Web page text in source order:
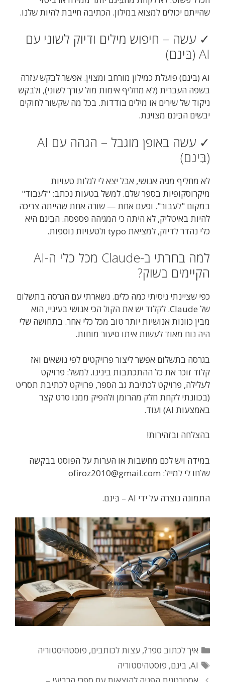
שהייתם יכולים למצוא במילון. הכתיבה חייבת להיות שלנו.
✓ עשה – חיפוש מילים ודיוק לשוני עם
AI (בִּינם)
AI (בִּינם) פועלת כמילון מורחב ומצוין. אפשר לבקש עזרה
בשפה העברית (לא מחליף אימות מול עורך לשוני), ולבקש
ניקוד של שירים או מילים בודדות. בכל מה שקשור לחוקים
יבשים הבִּינם מצוינת.
✓ עשה באופן מוגבל – הגהה עם AI
(בִּינם)
לא מחליף מגיה אנושי, אבל יצא לי לגלות טעויות
מיקרוסקופיות בספר שלם. למשל בטעות נכתב: "לעבוד"
במקום "לעבור". ופעם אחת — שורה אחת שהייתה צריכה
להיות באיטליק, לא היתה כי המגיהה פספסה. הבִּינם היא
כלי נהדר לדיוק, למציאת typo ולטעויות נוספות.
למה בחרתי ב-Claude מכל כלי ה-AI
הקיימים בשוק?
כפי שציינתי ניסיתי כמה כלים. נשארתי עם הגרסה בתשלום
של Claude. לקלוד יש את הקול הכי אנושי בעיניי, הוא
מבין כוונות אנושיות יותר טוב מכל כלי אחר. בתחושה שלי
היה נוח מאוד לעשות איתו סיעור מוחות.
בגרסה בתשלום אפשר ליצור פרויקטים לפי נושאים ואז
קלוד זוכר את כל ההתכתבות בינינו. למשל: פרויקט
לעלילה, פרויקט לכתיבת גב הספר, פרויקט לכתיבת תסריט
(בכוונתי לקחת חלק מהרומן ולהפיק ממנו סרט קצר
באמצעות AI) ועוד.
בהצלחה ובזהירות!
במידה ויש לכם מחשבות או הערות על הפוסט בבקשה
שלחו לי למייל: ofiroz2010@gmail.com
התמונה נוצרה על ידי AI – בִּינם.
קטגוריות
איך לכתוב ספר?,עצות לכותבים, פוסטהיסטוריה
תגיות
AI
, בינם, פוסטהיסטוריה